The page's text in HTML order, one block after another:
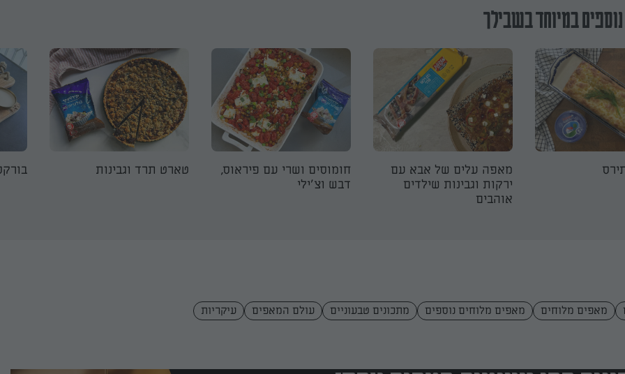
במיוחד בשבילך
מאפה עלים של אבא עם
ירקות וגבינות שילדים
אוהבים
חומוסים ושרי עם פיראוס,
דבש וצ׳ילי
טארט תרד וגבינות
מאפים מלוחים מאפים מלוחים נוספים מתכונים טבעוניים עולם המאפים עיקריות